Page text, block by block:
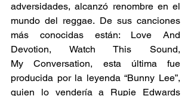
adversidades, alcanzó renombre en el
mundo del reggae. De sus canciones
más conocidas están: Love And
Devotion, Watch This Sound,
My Conversation, esta última fue
producida por la leyenda “Bunny Lee”,
quien lo vendería a Rupie Edwards